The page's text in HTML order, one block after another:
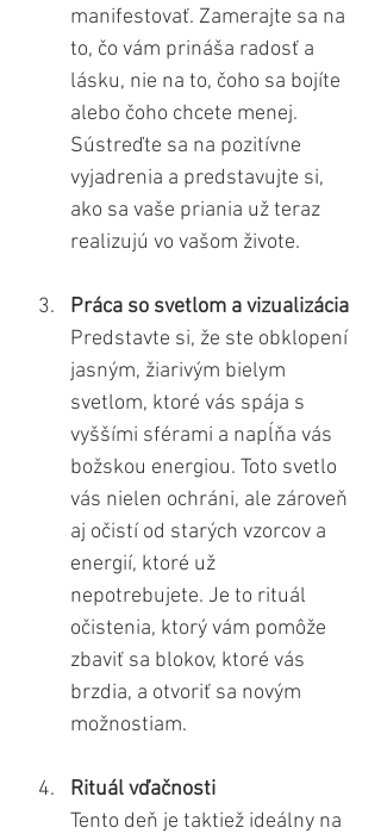
manifestovať. Zamerajte sa na
to, čo vám prináša radosť a
lásku, nie na to, čoho sa bojíte
alebo čoho chcete menej.
Sústreďte sa na pozitívne
vyjadrenia a predstavujte si,
ako sa vaše priania už teraz
realizujú vo vašom živote.
Práca so svetlom a vizualizácia
Predstavte si, že ste obklopení
jasným, žiarivým bielym
svetlom, ktoré vás spája s
vyššími sférami a napĺňa vás
božskou energiou. Toto svetlo
vás nielen ochráni, ale zároveň
aj očistí od starých vzorcov a
energií, ktoré už
nepotrebujete. Je to rituál
očistenia, ktorý vám pomôže
zbaviť sa blokov, ktoré vás
brzdia, a otvoriť sa novým
možnostiam.
Rituál vďačnosti
Tento deň je taktiež ideálny na